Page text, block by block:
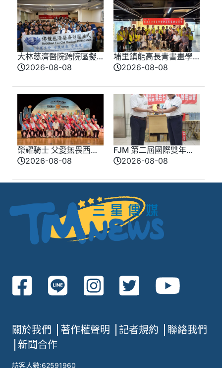
大林慈濟醫院跨院區擬
真情境競賽登場 模擬
2026-08-08
埔里鎮能高長青書畫學
會會員聯合展 匯聚各界
2026-08-08
榮耀騎士 父愛無畏西部
牛仔風歡慶父親節 模
2026-08-08
FJM 第二屆國際雙年會
9 月台南登場 同步啟動
2026-08-08
關於我們 著作權聲明 記者規約
聯絡我們
新聞合作
訪客人數:62591960